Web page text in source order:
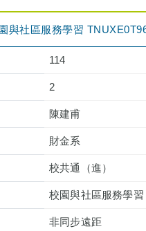
與社區服務學習
114
2
陳建甫
財金系
校共通（進）
校園與社區服務學習
非同步遠距